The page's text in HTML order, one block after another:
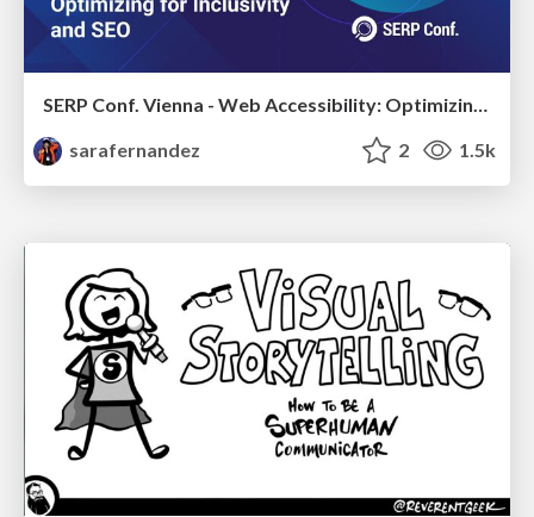
sarafernandez
2 1.5k